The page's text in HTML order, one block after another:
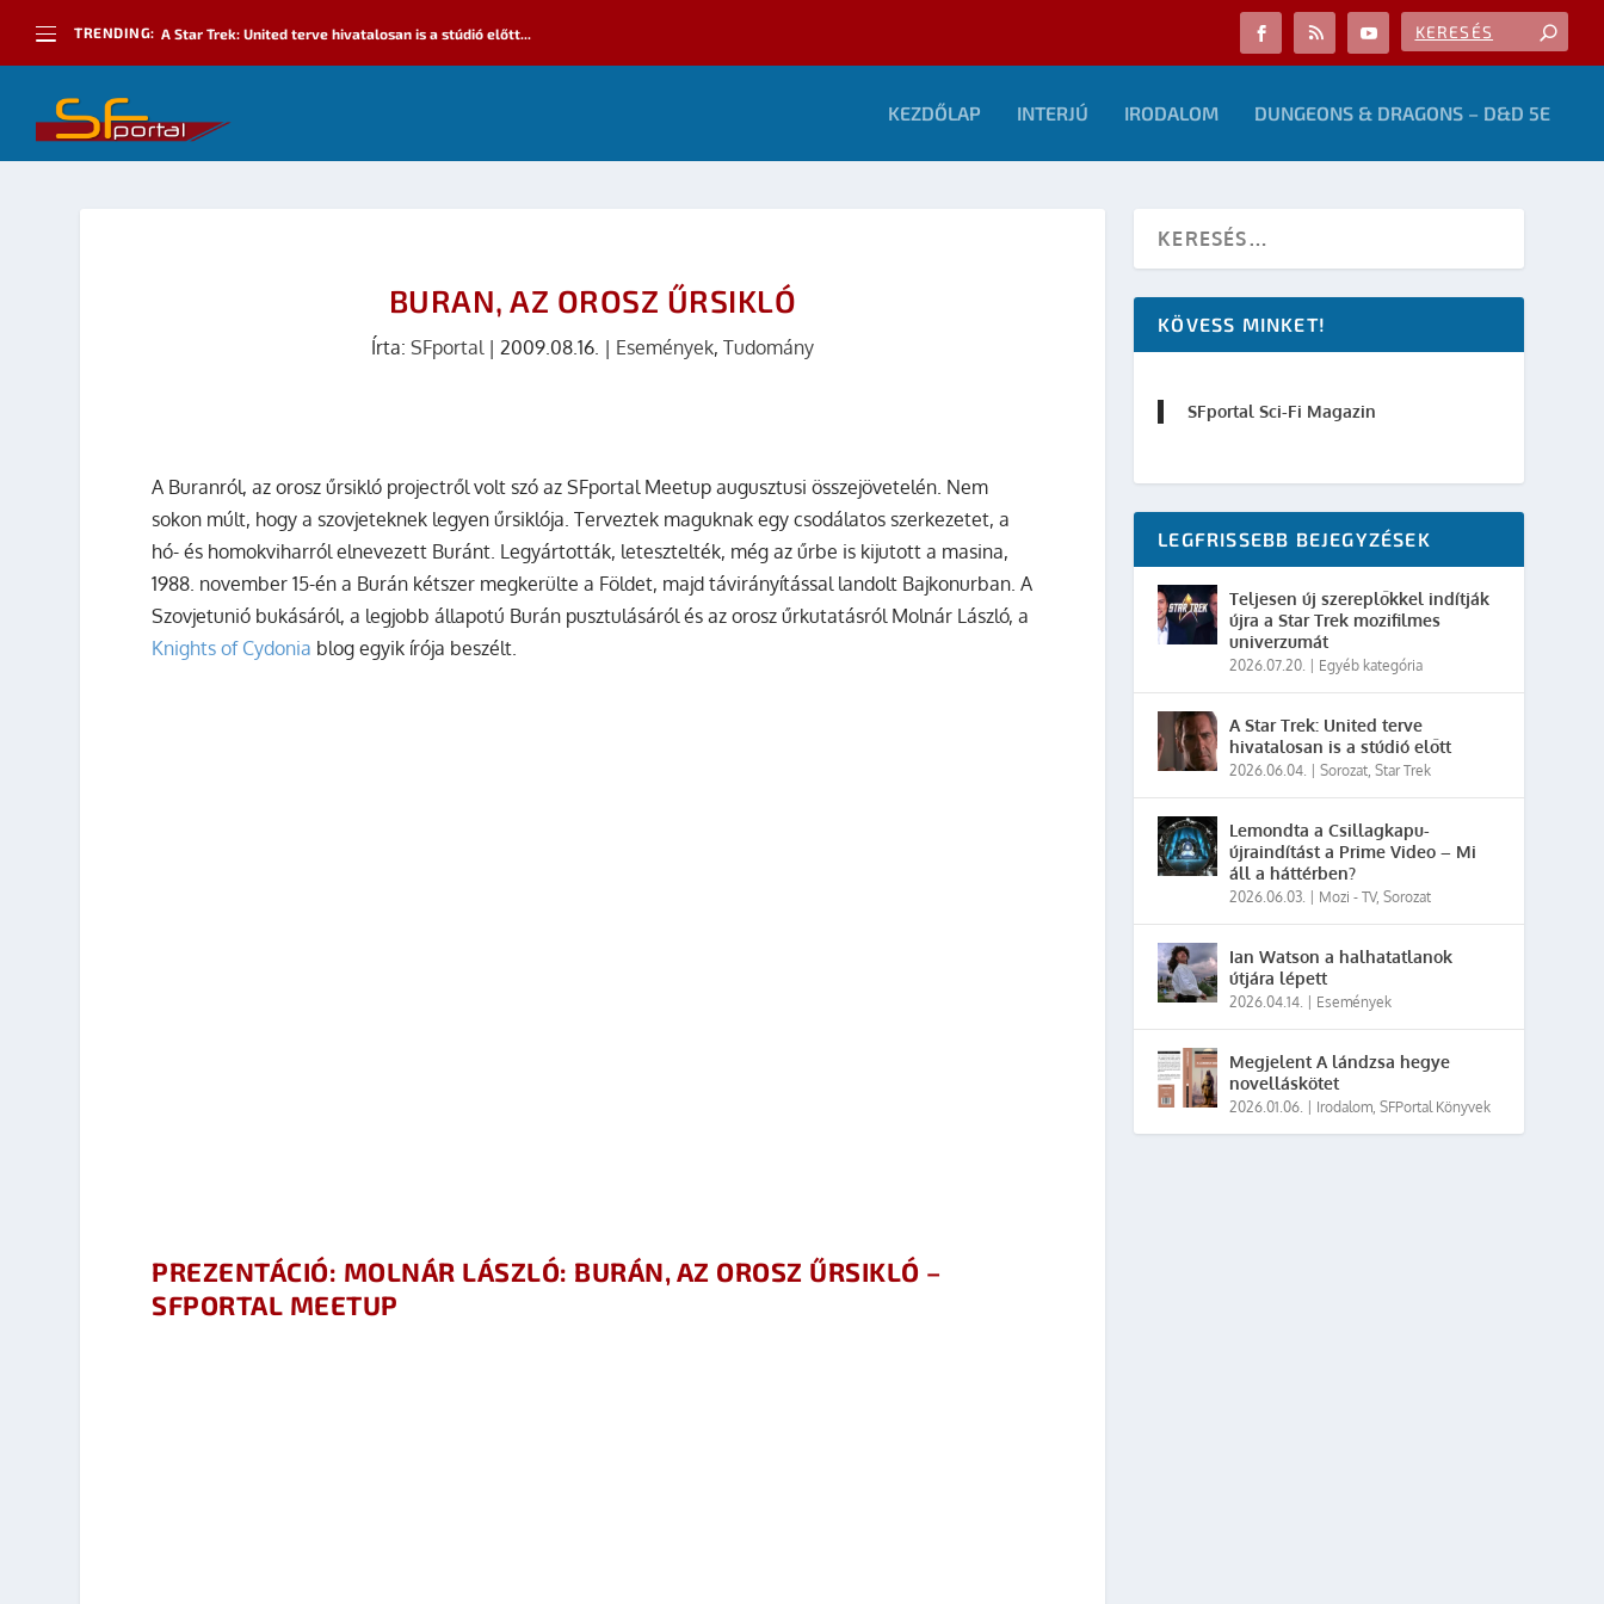
TRENDING: A Star Trek: United terve hivatalosan is a stúdió előtt...
KEZDŐLAP INTERJÚ IRODALOM DUNGEONS & DRAGONS – D&D 5E
BURAN, AZ OROSZ ŰRSIKLÓ
Írta:SFportal|2009.08.16. | Események,Tudomány
A Buranról, az orosz űrsikló projectről volt szó az SFportal Meetup augusztusi összejövetelén. Nem
sokon múlt, hogy a szovjeteknek legyen űrsiklója. Terveztek maguknak egy csodálatos szerkezetet, a
hó- és homokviharról elnevezett Buránt. Legyártották, letesztelték, még az űrbe is kijutott a masina,
1988. november 15-én a Burán kétszer megkerülte a Földet, majd távirányítással landolt Bajkonurban. A
Szovjetunió bukásáról, a legjobb állapotú Burán pusztulásáról és az orosz űrkutatásról Molnár László, a
Knights of Cydonia blog egyik írója beszélt.
PREZENTÁCIÓ: MOLNÁR LÁSZLÓ: BURÁN, AZ OROSZ ŰRSIKLÓ –
SFPORTAL MEETUP
KÖVESS MINKET!
SFportal Sci-Fi Magazin
LEGFRISSEBB BEJEGYZÉSEK
Teljesen új szereplőkkel indítják
újra a Star Trek mozifilmes
univerzumát
2026.07.20. Egyéb kategória
A Star Trek: United terve
hivatalosan is a stúdió előtt
2026.06.04. |Sorozat,Star Trek
Lemondta a Csillagkapu-
újraindítást a Prime Video – Mi
áll a háttérben?
2026.06.03. Mozi - TV,Sorozat
Ian Watson a halhatatlanok
útjára lépett
2026.04.14. Események
Megjelent A lándzsa hegye
novelláskötet
2026.01.06. Irodalom,SFPortal Könyvek